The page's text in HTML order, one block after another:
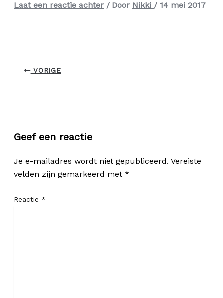
Laat een reactie achter / Door Nikki / 14 mei 2017
VORIGE
Geef een reactie
Je e-mailadres wordt niet gepubliceerd. Vereiste
velden zijn gemarkeerd met *
Reactie *